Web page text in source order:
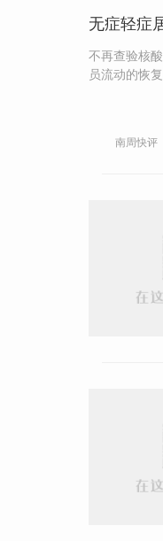
无症轻症
不再查验核
员流动的恢
南周快评